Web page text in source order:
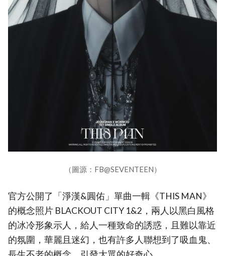
（圖源：FB@SEVENTEEN）
官方公開了「淨漢&圓佑」單曲一輯《THIS MAN》
的概念照片 BLACKOUT CITY 1&2，兩人以黑白風格
的冰冷形象示人，給人一種致命的誘惑，且難以靠近
的氛圍，華麗且迷幻，也有許多人聯想到了吸血鬼、